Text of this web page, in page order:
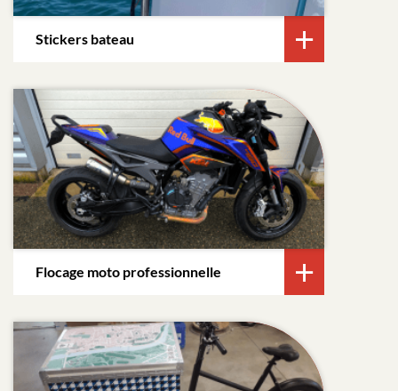
Stickers bateau
Flocage moto professionnelle